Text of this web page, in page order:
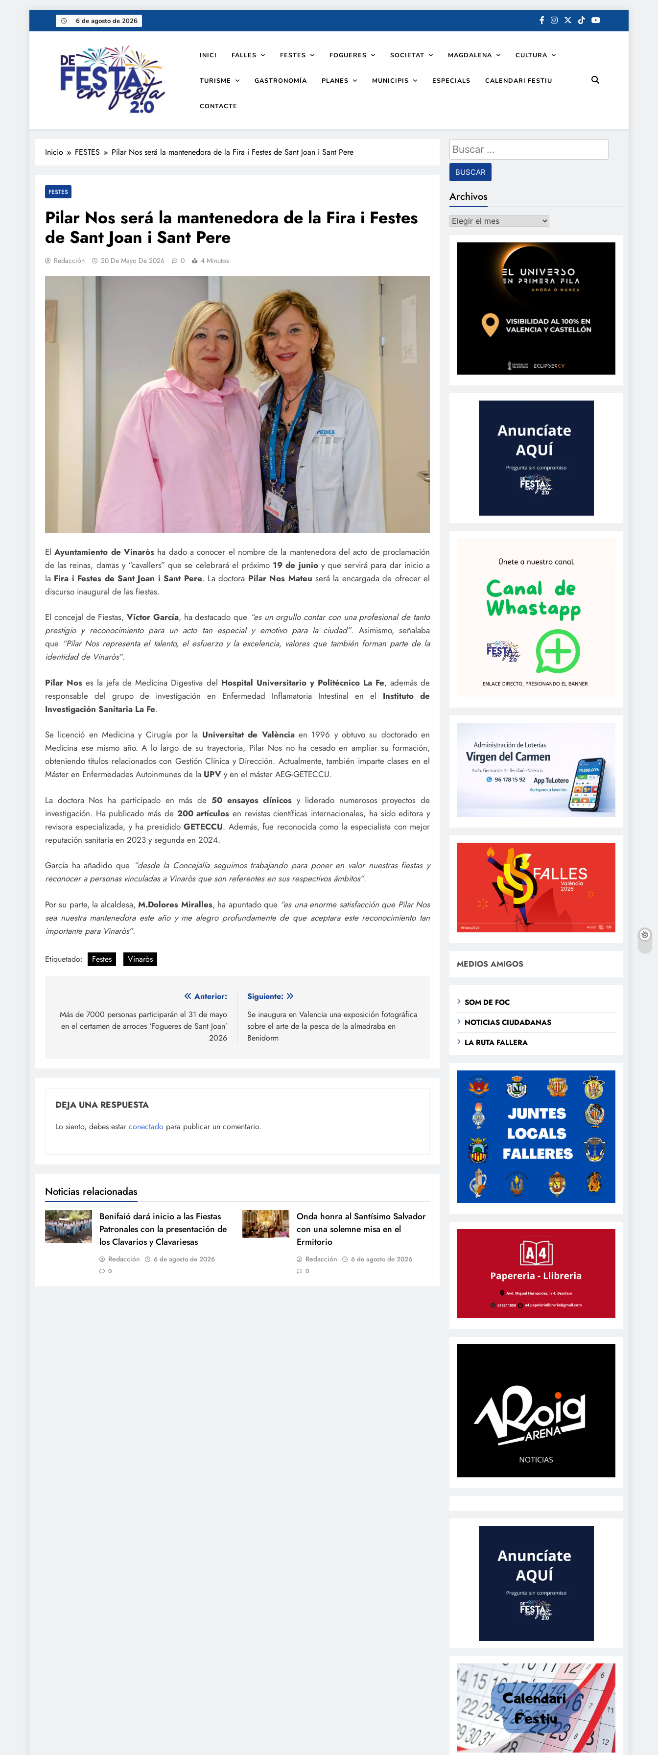
6 de agosto de 2026
De festa en festa 2.0
INICI FALLES FESTES FOGUERES SOCIETAT MAGDALENA CULTURA
TURISME GASTRONOMÍA PLANES MUNICIPIS ESPECIALS CALENDARI FESTIU
CONTACTE
Inicio FESTES Pilar Nos será la mantenedora de la Fira i Festes de Sant Joan i Sant Pere
FESTES
Pilar Nos será la mantenedora de la Fira i Festes
de Sant Joan i Sant Pere
Redacción 20 De Mayo De 2026 0 4 Minutos
ElAyuntamiento de Vinaròsha dado a conocer el nombre de la mantenedora del acto de proclamación
de las reinas, damas y “cavallers” que se celebrará el próximo 19 de junioy que servirá para dar inicio a
la Fira i Festes de Sant Joan i Sant Pere. La doctora Pilar Nos Mateu será la encargada de ofrecer el
discurso inaugural de las fiestas.
El concejal de Fiestas,Víctor García, ha destacado que “es un orgullo contar con una profesional de tanto
prestigio y reconocimiento para un acto tan especial y emotivo para la ciudad”. Asimismo, señalaba
que “Pilar Nos representa el talento, el esfuerzo y la excelencia, valores que también forman parte de la
identidad de Vinaròs”.
Pilar Nos es la jefa de Medicina Digestiva del Hospital Universitario y Politécnico La Fe, además de
responsable del grupo de investigación en Enfermedad Inflamatoria Intestinal en el Instituto de
Investigación Sanitaria La Fe.
Se licenció en Medicina y Cirugía por la Universitat de Valènciaen 1996 y obtuvo su doctorado en
Medicina ese mismo año. A lo largo de su trayectoria, Pilar Nos no ha cesado en ampliar su formación,
obteniendo títulos relacionados con Gestión Clínica y Dirección. Actualmente, también imparte clases en el
Máster en Enfermedades Autoinmunes de la UPV y en el máster AEG-GETECCU.
La doctora Nos ha participado en más de 50 ensayos clínicos y liderado numerosos proyectos de
investigación. Ha publicado más de 200 artículos en revistas científicas internacionales, ha sido editora y
revisora especializada, y ha presididoGETECCU. Además, fue reconocida como la especialista con mejor
reputación sanitaria en 2023 y segunda en 2024.
García ha añadido que “desde la Concejalía seguimos trabajando para poner en valor nuestras fiestas y
reconocer a personas vinculadas a Vinaròs que son referentes en sus respectivos ámbitos”.
Por su parte, la alcaldesa,M.Dolores Miralles, ha apuntado que “es una enorme satisfacción que Pilar Nos
sea nuestra mantenedora este año y me alegro profundamente de que aceptara este reconocimiento tan
importante para Vinaròs”.
Etiquetado: Festes Vinaròs
de
entradas
Anterior:
Más de 7000 personas participarán el 31 de mayo
en el certamen de arroces ‘Fogueres de Sant Joan’
2026
Siguiente:
Se inaugura en Valencia una exposición fotográfica
sobre el arte de la pesca de la almadraba en
Benidorm
DEJA UNA RESPUESTA
Lo siento, debes estar conectado para publicar un comentario.
Noticias relacionadas
Benifaió dará inicio a las Fiestas
Patronales con la presentación de
los Clavarios y Clavariesas
Redacción 6 de agosto de 2026
0
Onda honra al Santísimo Salvador
con una solemne misa en el
Ermitorio
Redacción 6 de agosto de 2026
0
Buscar:
Archivos
Archivos
MEDIOS AMIGOS
SOM DE FOC
NOTICIAS CIUDADANAS
LA RUTA FALLERA